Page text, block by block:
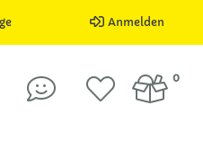
Anmelden
0